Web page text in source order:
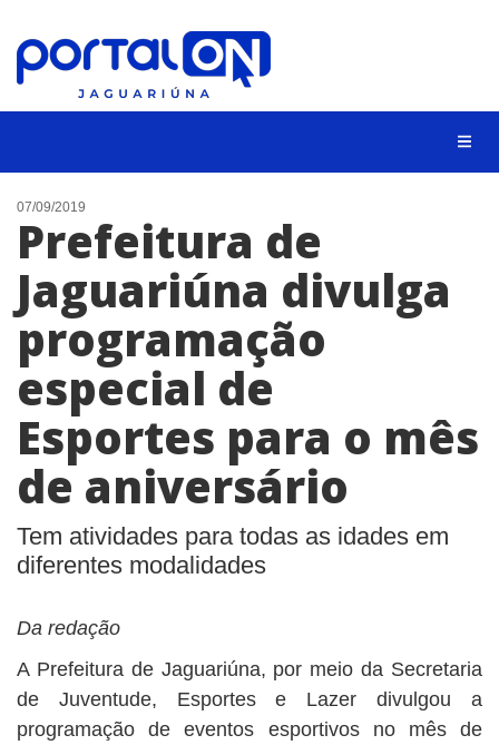
NOTÍCIAS
LISTA DIGITAL
CONTATO
ANUNCIE
07/09/2019
Prefeitura de
Jaguariúna divulga
programação
especial de
Esportes para o mês
de aniversário
Tem atividades para todas as idades em
diferentes modalidades
Da redação
A Prefeitura de Jaguariúna, por meio da Secretaria
de Juventude, Esportes e Lazer divulgou a
programação de eventos esportivos no mês de